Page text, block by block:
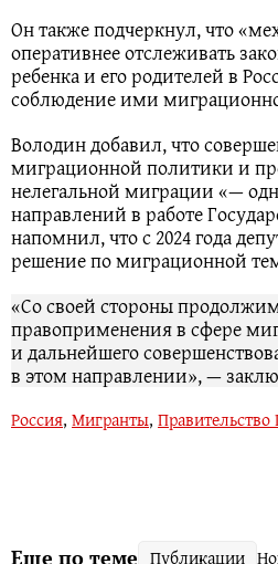
Он также подчеркнул, что
оперативнее отслеживать
ребенка и его родителей в
соблюдение ими
Володин добавил, что
миграционной политики и
нелегальной миграции «—
направлений в работе
напомнил, что с 2024 года
решение по миграционной
«Со своей стороны
правоприменения в сфере
и дальнейшего
в этом направлении», —
Россия, Мигранты, Правительство
Еще по теме Публикации